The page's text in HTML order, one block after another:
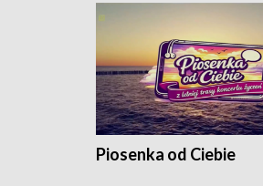
Piosenka od Ciebie